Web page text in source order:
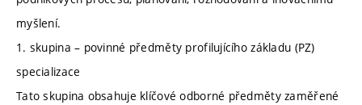
myšlení.
1. skupina – povinné předměty profilujícího základu (PZ)
specializace
Tato skupina obsahuje klíčové odborné předměty zaměřené